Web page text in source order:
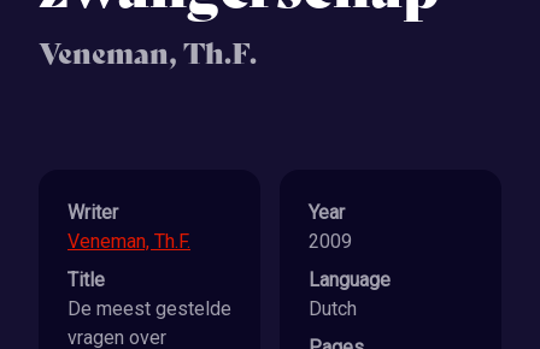
Veneman, Th.F.
Writer
Veneman, Th.F.
Title
De meest gestelde
vragen over
Year
2009
Language
Dutch